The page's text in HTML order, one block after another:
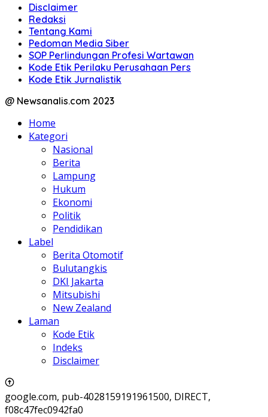
Disclaimer
Redaksi
Tentang Kami
Pedoman Media Siber
SOP Perlindungan Profesi Wartawan
Kode Etik Perilaku Perusahaan Pers
Kode Etik Jurnalistik
@ Newsanalis.com 2023
Home
Kategori
Nasional
Berita
Lampung
Hukum
Ekonomi
Politik
Pendidikan
Label
Berita Otomotif
Bulutangkis
DKI Jakarta
Mitsubishi
New Zealand
Laman
Kode Etik
Indeks
Disclaimer
google.com, pub-4028159191961500, DIRECT,
f08c47fec0942fa0